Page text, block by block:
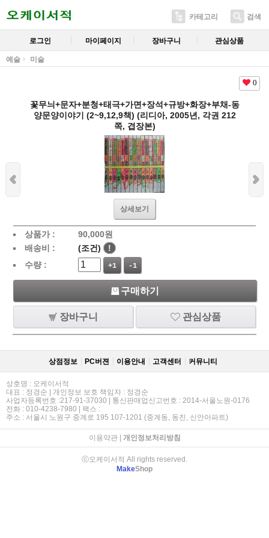
카테고리 검색
로그인 마이페이지 장바구니 관심상품
예술 미술
0
꽃무늬+문자+분청+태극+가면+장석+규방+화장+부채-동
양문양이야기 (2~9,12,9책) (리디아, 2005년, 각권 212
쪽, 겹장본)
상세보기
상품가 : 90,000원
배송비 :
(조건)
!
수량 :
+1 -1
구매하기
장바구니 관심상품
상점정보 PC버젼 이용안내 고객센터 커뮤니티
상호명 : 오케이서적
대표 : 정경순 | 개인정보 보호 책임자 : 정경순
사업자등록번호 :217-91-37030 | 통신판매업신고번호 : 2014-서울노원-0176
전화 : 010-4238-7980 | 팩스 :
주소 : 서울시 노원구 중계로 195 107-1201 (중계동, 동진, 신안아파트)
이용약관| 개인정보처리방침
ⓒ오케이서적 All rights reserved.
MakeShop